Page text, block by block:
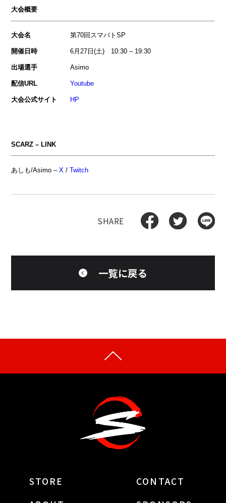
大会概要
大会名 第70回スマバトSP
開催日時6月27日(土) 10:30 – 19:30
出場選手Asimo
配信URL Youtube
大会公式サイト HP
SCARZ – LINK
あしも/Asimo – X / Twitch
一覧に戻る
STORE
CONTACT